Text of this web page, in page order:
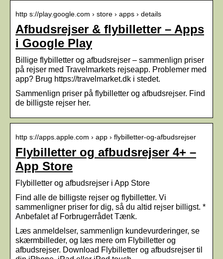
http s://play.google.com › store › apps › details
Afbudsrejser & flybilletter – Apps
i Google Play
Billige flybilletter og afbudsrejser – sammenlign priser
på rejser med Travelmarkets rejseapp. Problemer med
app? Brug https://travelmarket.dk i stedet.
Sammenlign priser på flybilletter og afbudsrejser. Find
de billigste rejser her.
http s://apps.apple.com › app › flybilletter-og-afbudsrejser
Flybilletter og afbudsrejser 4+ –
App Store
‎Flybilletter og afbudsrejser i App Store
Find alle de billigste rejser og flybilletter. Vi
sammenligner priser for dig, så du altid rejser billigst. *
Anbefalet af Forbrugerrådet Tænk.
Læs anmeldelser, sammenlign kundevurderinger, se
skærmbilleder, og læs mere om Flybilletter og
afbudsrejser. Download Flybilletter og afbudsrejser til